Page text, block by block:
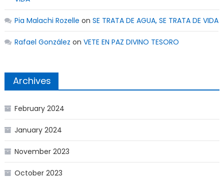
Pia Malachi Rozelle on SE TRATA DE AGUA, SE TRATA DE VIDA
Rafael González on VETE EN PAZ DIVINO TESORO
Archives
February 2024
January 2024
November 2023
October 2023